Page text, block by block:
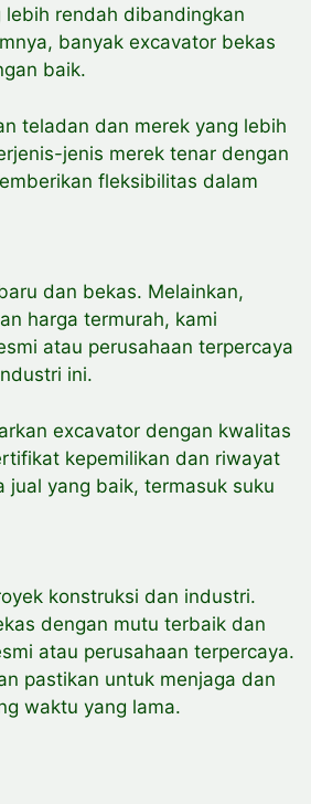
rendah dibandingkan
banyak excavator bekas
baik.
teladan dan merek yang lebih
jenis merek tenar dengan
fleksibilitas dalam
dan bekas. Melainkan,
harga termurah, kami
atau perusahaan terpercaya
ini.
excavator dengan kwalitas
kepemilikan dan riwayat
jual yang baik, termasuk suku
konstruksi dan industri.
dengan mutu terbaik dan
atau perusahaan terpercaya.
pastikan untuk menjaga dan
waktu yang lama.